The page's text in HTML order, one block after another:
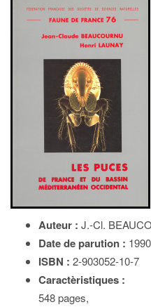
Auteur : J.-Cl.
Date de parution : 1990
ISBN : 2-903052-10-7
Caractèristiques :
548 pages,